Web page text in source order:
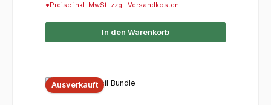
*Preise inkl. MwSt. zzgl. Versandkosten
In den Warenkorb
Ausverkauft